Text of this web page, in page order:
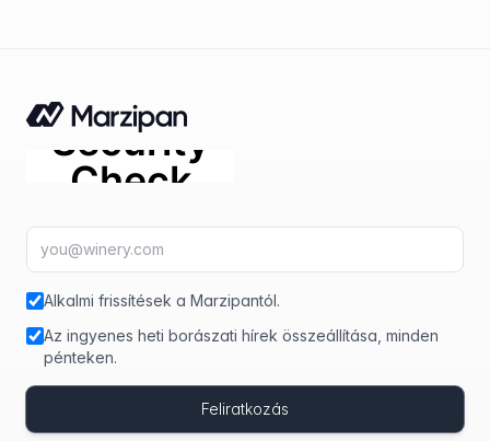
E-mail-cím
Alkalmi frissítések a Marzipantól.
Az ingyenes heti borászati hírek összeállítása, minden
pénteken.
Feliratkozás